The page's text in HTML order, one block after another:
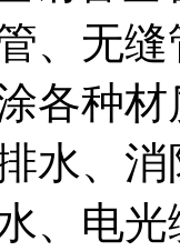
、无
各种
水、
、电